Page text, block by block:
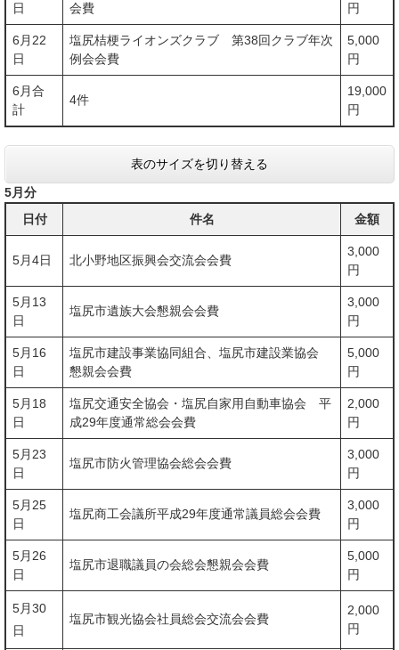
日
会費
円
6月22
日
塩尻桔梗ライオンズクラブ 第38回クラブ年次
例会会費
5,000
円
6月合
計
4件
19,000
円
表のサイズを切り替える
5月分
日付
件名 金額
5月4日 北小野地区振興会交流会会費
3,000
円
5月13
日
塩尻市遺族大会懇親会会費
3,000
円
5月16
日
塩尻市建設事業協同組合、塩尻市建設業協会
懇親会会費
5,000
円
5月18
日
塩尻交通安全協会・塩尻自家用自動車協会 平
成29年度通常総会会費
2,000
円
5月23
日
塩尻市防火管理協会総会会費
3,000
円
5月25
日
塩尻商工会議所平成29年度通常議員総会会費
3,000
円
5月26
日
塩尻市退職議員の会総会懇親会会費
5,000
円
5月30
日
塩尻市観光協会社員総会交流会会費
2,000
円